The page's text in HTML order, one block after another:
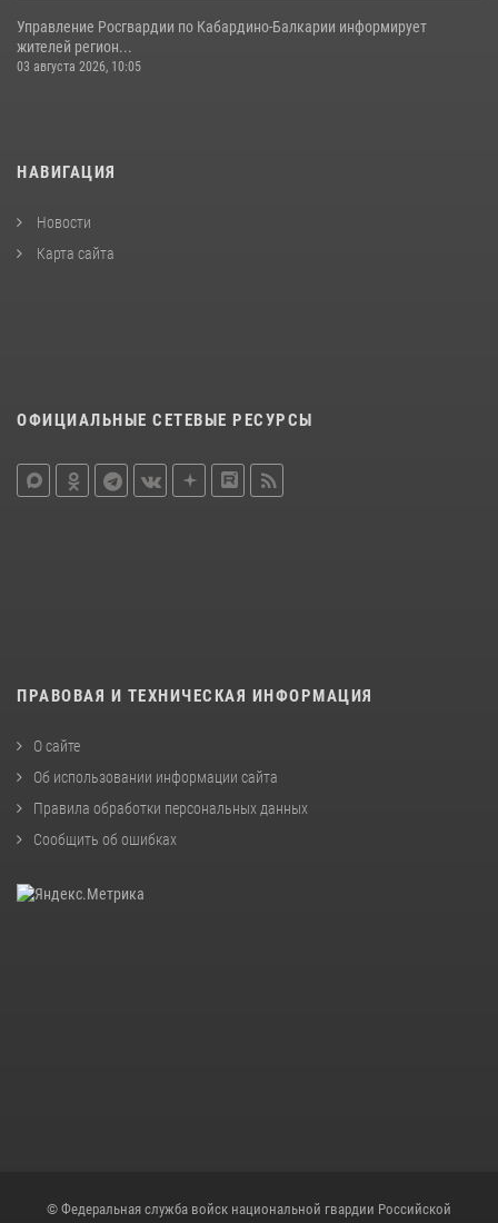
Управление Росгвардии по Кабардино-Балкарии информирует
жителей регион...
03 августа 2026, 10:05
НАВИГАЦИЯ
Новости
Карта сайта
ОФИЦИАЛЬНЫЕ СЕТЕВЫЕ РЕСУРСЫ
ПРАВОВАЯ И ТЕХНИЧЕСКАЯ ИНФОРМАЦИЯ
О сайте
Об использовании информации сайта
Правила обработки персональных данных
Сообщить об ошибках
© Федеральная служба войск национальной гвардии Российской